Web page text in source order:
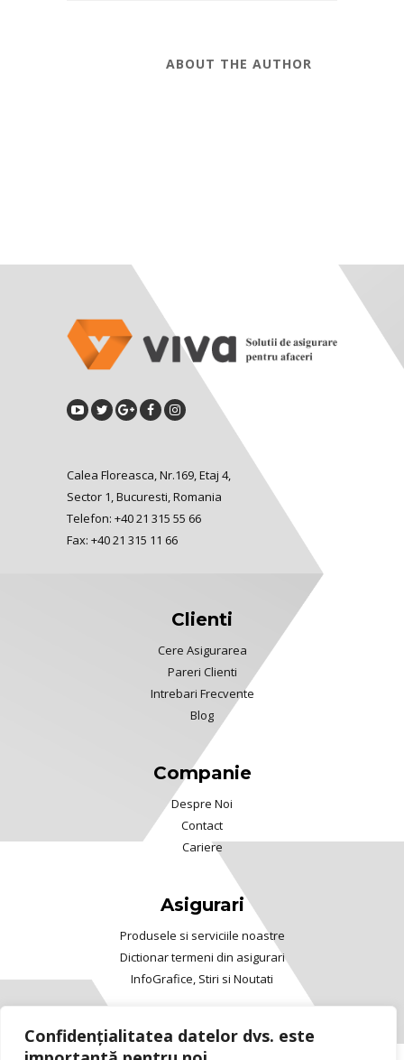
Confidențialitatea datelor dvs. este
ABOUT THE AUTHOR
Calea Floreasca, Nr.169, Etaj 4,
Sector 1, Bucuresti, Romania
Telefon: +40 21 315 55 66
Fax: +40 21 315 11 66
Clienti
Cere Asigurarea
Pareri Clienti
Intrebari Frecvente
Blog
Companie
Despre Noi
Contact
Cariere
Asigurari
Produsele si serviciile noastre
Dictionar termeni din asigurari
InfoGrafice, Stiri si Noutati